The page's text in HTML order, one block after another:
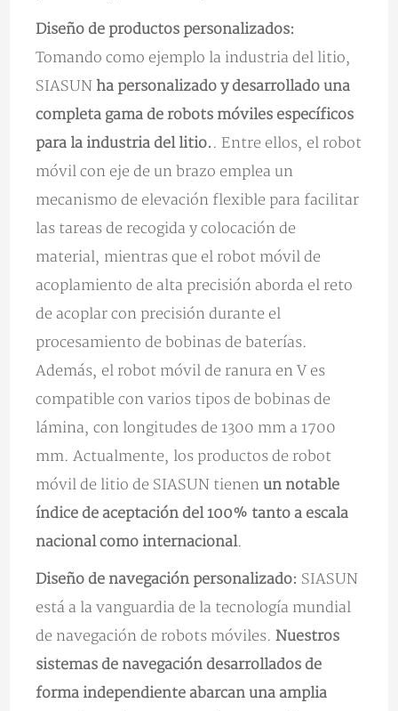
Diseño de productos personalizados:
Tomando como ejemplo la industria del litio,
SIASUN ha personalizado y desarrollado una
completa gama de robots móviles específicos
para la industria del litio. . Entre ellos, el robot
móvil con eje de un brazo emplea un
mecanismo de elevación flexible para facilitar
las tareas de recogida y colocación de
material, mientras que el robot móvil de
acoplamiento de alta precisión aborda el reto
de acoplar con precisión durante el
procesamiento de bobinas de baterías.
Además, el robot móvil de ranura en V es
compatible con varios tipos de bobinas de
lámina, con longitudes de 1300 mm a 1700
mm. Actualmente, los productos de robot
móvil de litio de SIASUN tienen un notable
índice de aceptación del 100% tanto a escala
nacional como internacional.
Diseño de navegación personalizado: SIASUN
está a la vanguardia de la tecnología mundial
de navegación de robots móviles. Nuestros
sistemas de navegación desarrollados de
forma independiente abarcan una amplia